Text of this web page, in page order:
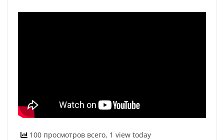
100 просмотров всего, 1 view today